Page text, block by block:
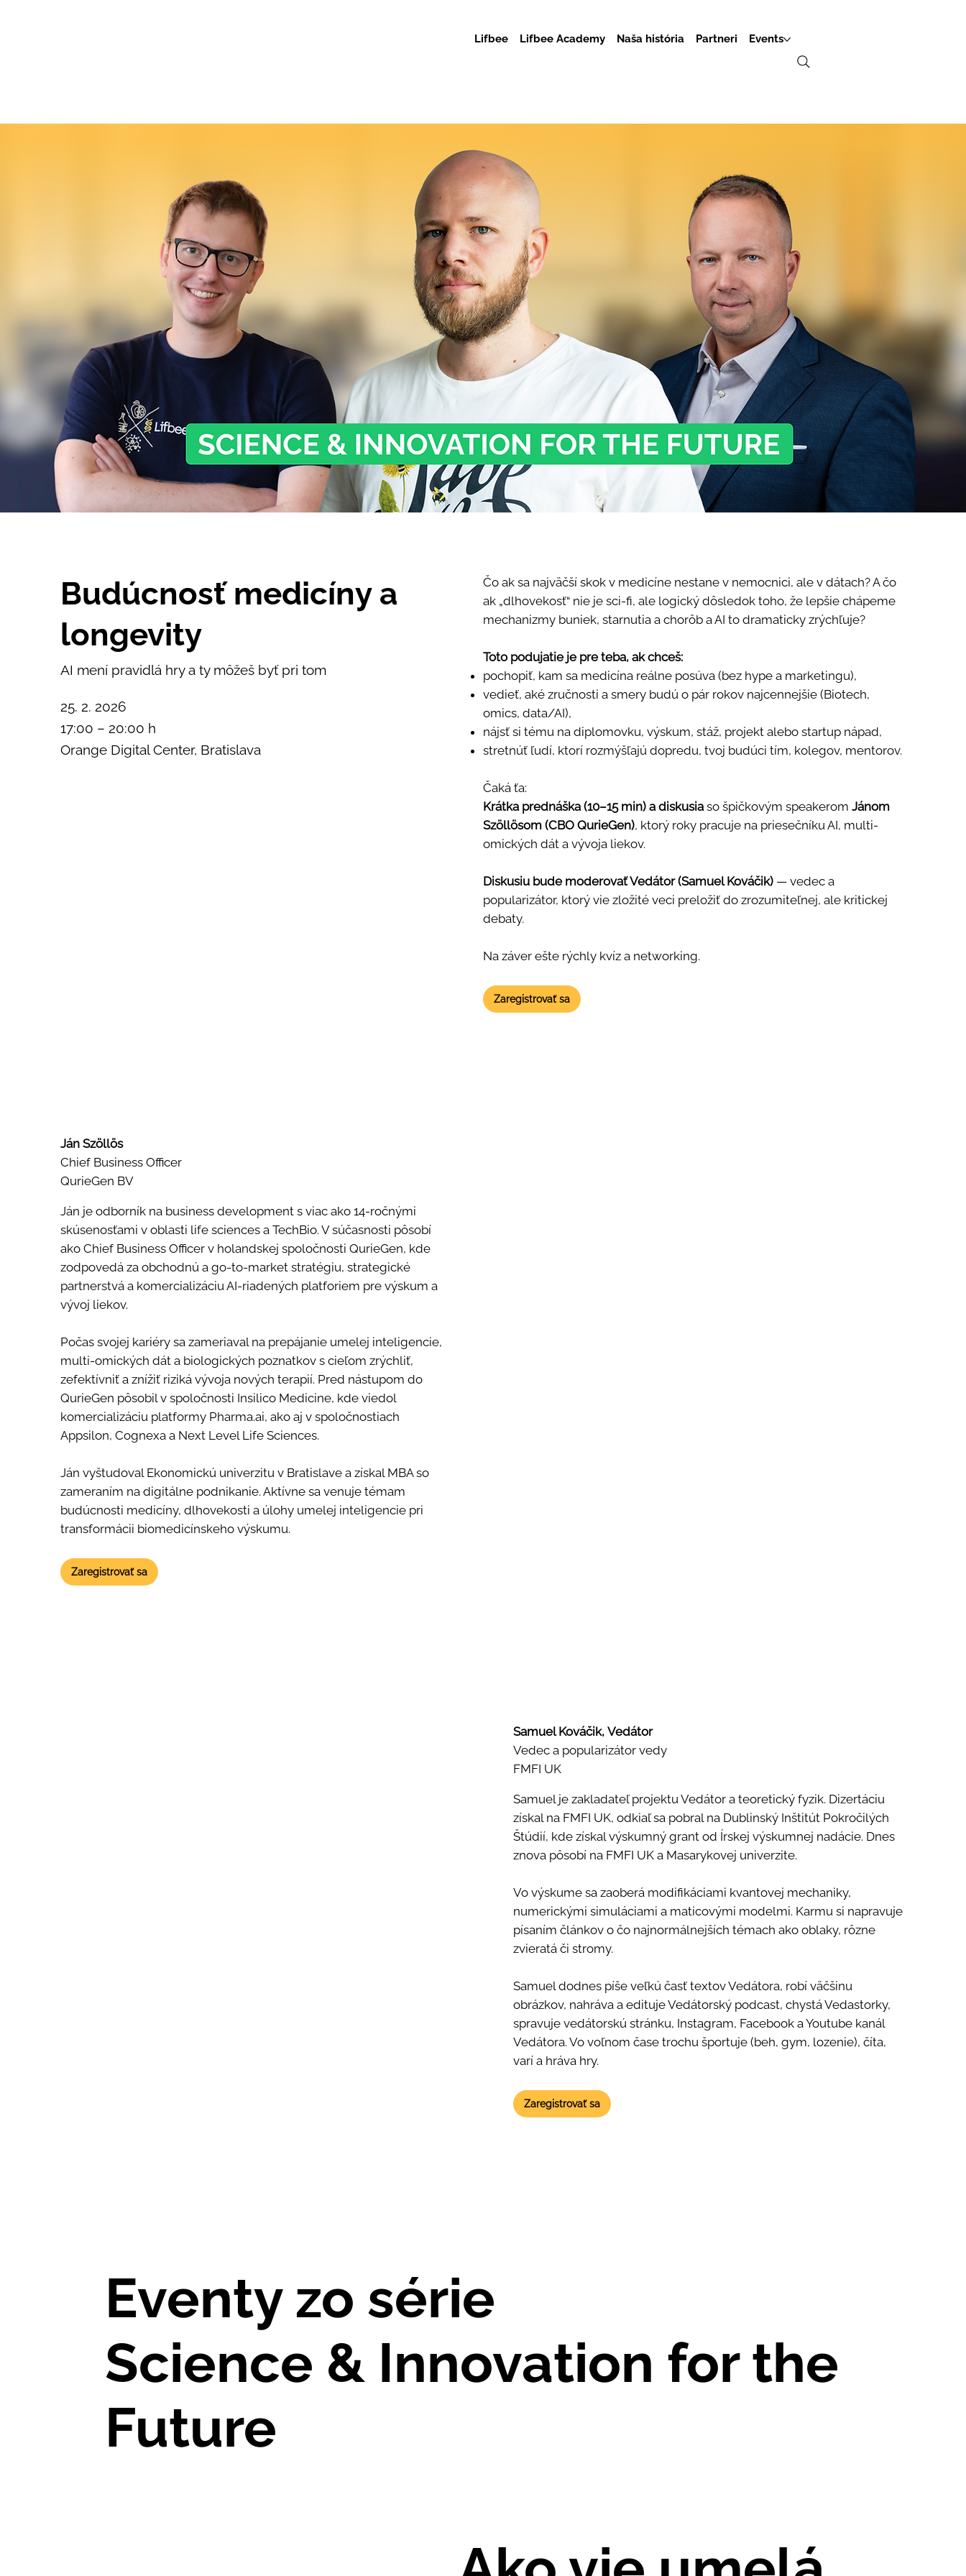
Lifbee Lifbee Academy Naša história Partneri Events
Budúcnosť medicíny a
longevity
AI mení pravidlá hry a ty môžeš byť pri tom
25. 2. 2026
17:00 – 20:00 h
Orange Digital Center, Bratislava
Čo ak sa najväčší skok v medicíne nestane v nemocnici, ale v dátach? A čo
ak „dlhovekosť“ nie je sci-fi, ale logický dôsledok toho, že lepšie chápeme
mechanizmy buniek, starnutia a chorôb a AI to dramaticky zrýchľuje?
Toto podujatie je pre teba, ak chceš:
pochopiť, kam sa medicína reálne posúva (bez hype a marketingu),
vedieť, aké zručnosti a smery budú o pár rokov najcennejšie (Biotech,
omics, data/AI),
nájsť si tému na diplomovku, výskum, stáž, projekt alebo startup nápad,
stretnúť ľudí, ktorí rozmýšľajú dopredu, tvoj budúci tím, kolegov, mentorov.
Čaká ťa:
Krátka prednáška (10–15 min) a diskusiaso špičkovým speakerom Jánom
Szöllösom (CBO QurieGen), ktorý roky pracuje na priesečníku AI, multi-
omických dát a vývoja liekov.
Diskusiu bude moderovať Vedátor (Samuel Kováčik) — vedec a
popularizátor, ktorý vie zložité veci preložiť do zrozumiteľnej, ale kritickej
debaty.
Na záver ešte rýchly kvíz a networking.
Zaregistrovať sa
Ján Szöllös
Chief Business Officer
QurieGen BV
Ján je odborník na business development s viac ako 14-ročnými
skúsenosťami v oblasti life sciences a TechBio. V súčasnosti pôsobí
ako Chief Business Officer v holandskej spoločnosti QurieGen, kde
zodpovedá za obchodnú a go-to-market stratégiu, strategické
partnerstvá a komercializáciu AI-riadených platforiem pre výskum a
vývoj liekov.
Počas svojej kariéry sa zameriaval na prepájanie umelej inteligencie,
multi-omických dát a biologických poznatkov s cieľom zrýchliť,
zefektívniť a znížiť riziká vývoja nových terapií. Pred nástupom do
QurieGen pôsobil v spoločnosti Insilico Medicine, kde viedol
komercializáciu platformy Pharma.ai, ako aj v spoločnostiach
Appsilon, Cognexa a Next Level Life Sciences.
Ján vyštudoval Ekonomickú univerzitu v Bratislave a získal MBA so
zameraním na digitálne podnikanie. Aktívne sa venuje témam
budúcnosti medicíny, dlhovekosti a úlohy umelej inteligencie pri
transformácii biomedicínskeho výskumu.
Zaregistrovať sa
Samuel Kováčik, Vedátor
Vedec a popularizátor vedy
FMFI UK
Samuel je zakladateľ projektu Vedátor a teoretický fyzik. Dizertáciu
získal na FMFI UK, odkiaľ sa pobral na Dublinský Inštitút Pokročilých
Štúdií, kde získal výskumný grant od Írskej výskumnej nadácie. Dnes
znova pôsobí na FMFI UK a Masarykovej univerzite.
Vo výskumesa zaoberá modifikáciami kvantovej mechaniky,
numerickými simuláciami a maticovými modelmi. Karmu si napravuje
písaním článkov o čo najnormálnejších témach ako oblaky, rôzne
zvieratá či stromy.
Samuel dodnes píše veľkú časť textov Vedátora, robí väčšinu
obrázkov, nahráva a edituje Vedátorský podcast, chystá Vedastorky,
spravuje vedátorskú stránku, Instagram, Facebook a Youtube kanál
Vedátora. Vo voľnom čase trochu športuje (beh, gym, lozenie), číta,
varí a hráva hry.
Zaregistrovať sa
Eventy zo série
Science & Innovation for the
Future